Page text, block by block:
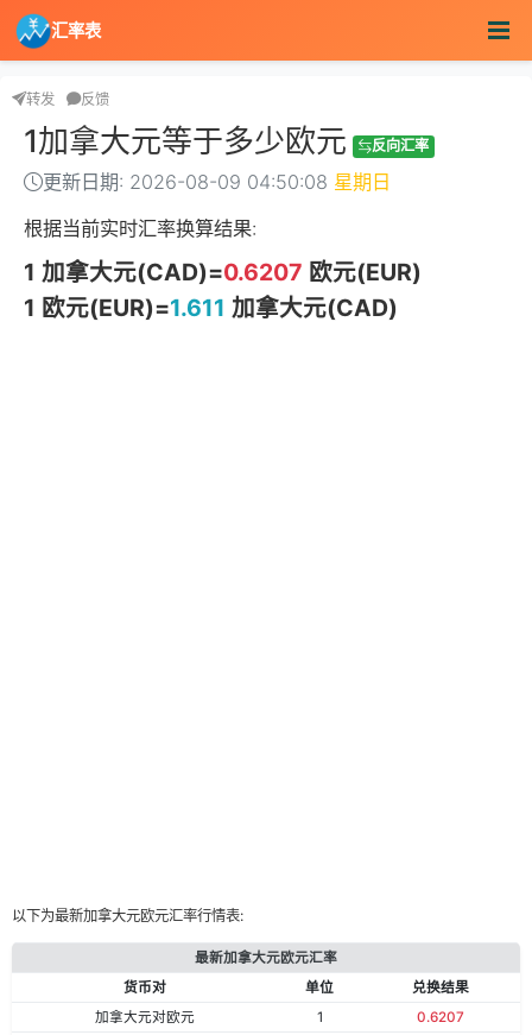
汇率表
转发 反馈
1加拿大元等于多少欧元 反向汇率
更新日期: 2026-08-09 04:50:08 星期日
根据当前实时汇率换算结果:
1 加拿大元(CAD)=0.6207 欧元(EUR)
1 欧元(EUR)=1.611 加拿大元(CAD)
以下为最新加拿大元欧元汇率行情表:
最新加拿大元欧元汇率
货币对
单位
兑换结果
加拿大元对欧元
1
0.6207